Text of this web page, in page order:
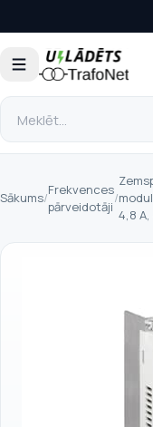
Sākums/
Frekvences
pārveidotāji
/
4,8